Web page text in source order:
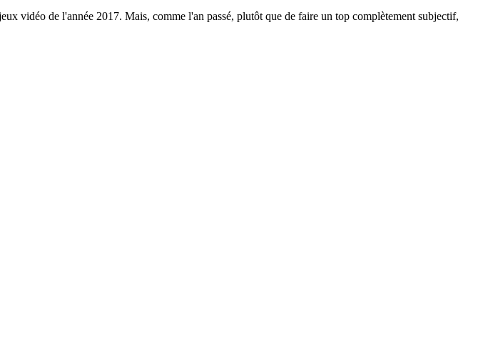
vidéo de l'année 2017. Mais, comme l'an passé, plutôt que de faire un top complètement subjectif,